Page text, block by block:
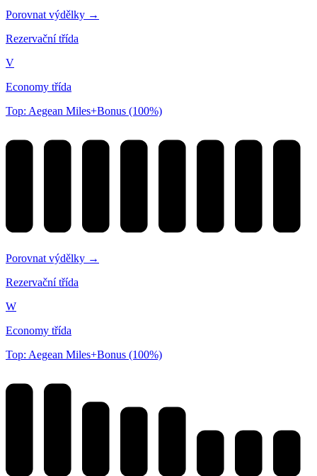
Porovnat výdělky →
Rezervační třída
V
Economy třída
Top: Aegean Miles+Bonus (100%)
Porovnat výdělky →
Rezervační třída
W
Economy třída
Top: Aegean Miles+Bonus (100%)